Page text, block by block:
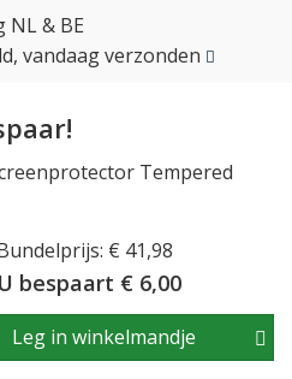
NL & BE
vandaag verzonden
Tempered
€ 41,98
U bespaart € 6,00
Leg in winkelmandje